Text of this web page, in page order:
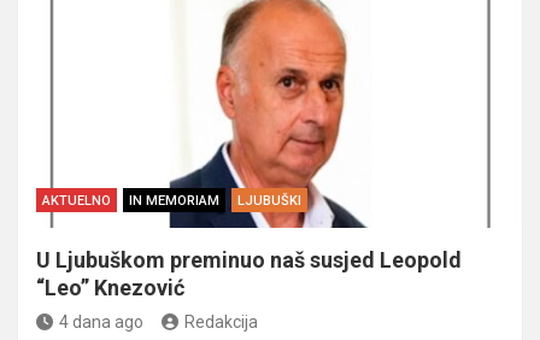
AKTUELNO IN MEMORIAM LJUBUŠKI
U Ljubuškom preminuo naš susjed Leopold
“Leo” Knezović
4 dana ago Redakcija